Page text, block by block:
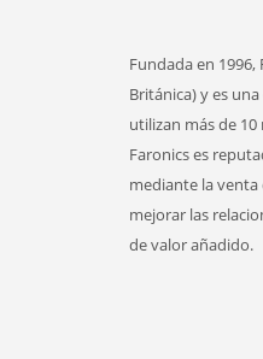
Fundada en
Británica) y es
utilizan más de 10
Faronics es
mediante la
mejorar las
de valor añadido.